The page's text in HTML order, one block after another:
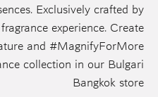
Exclusively crafted by
experience. Create
and #MagnifyForMore.
collection in our Bulgari
Bangkok store